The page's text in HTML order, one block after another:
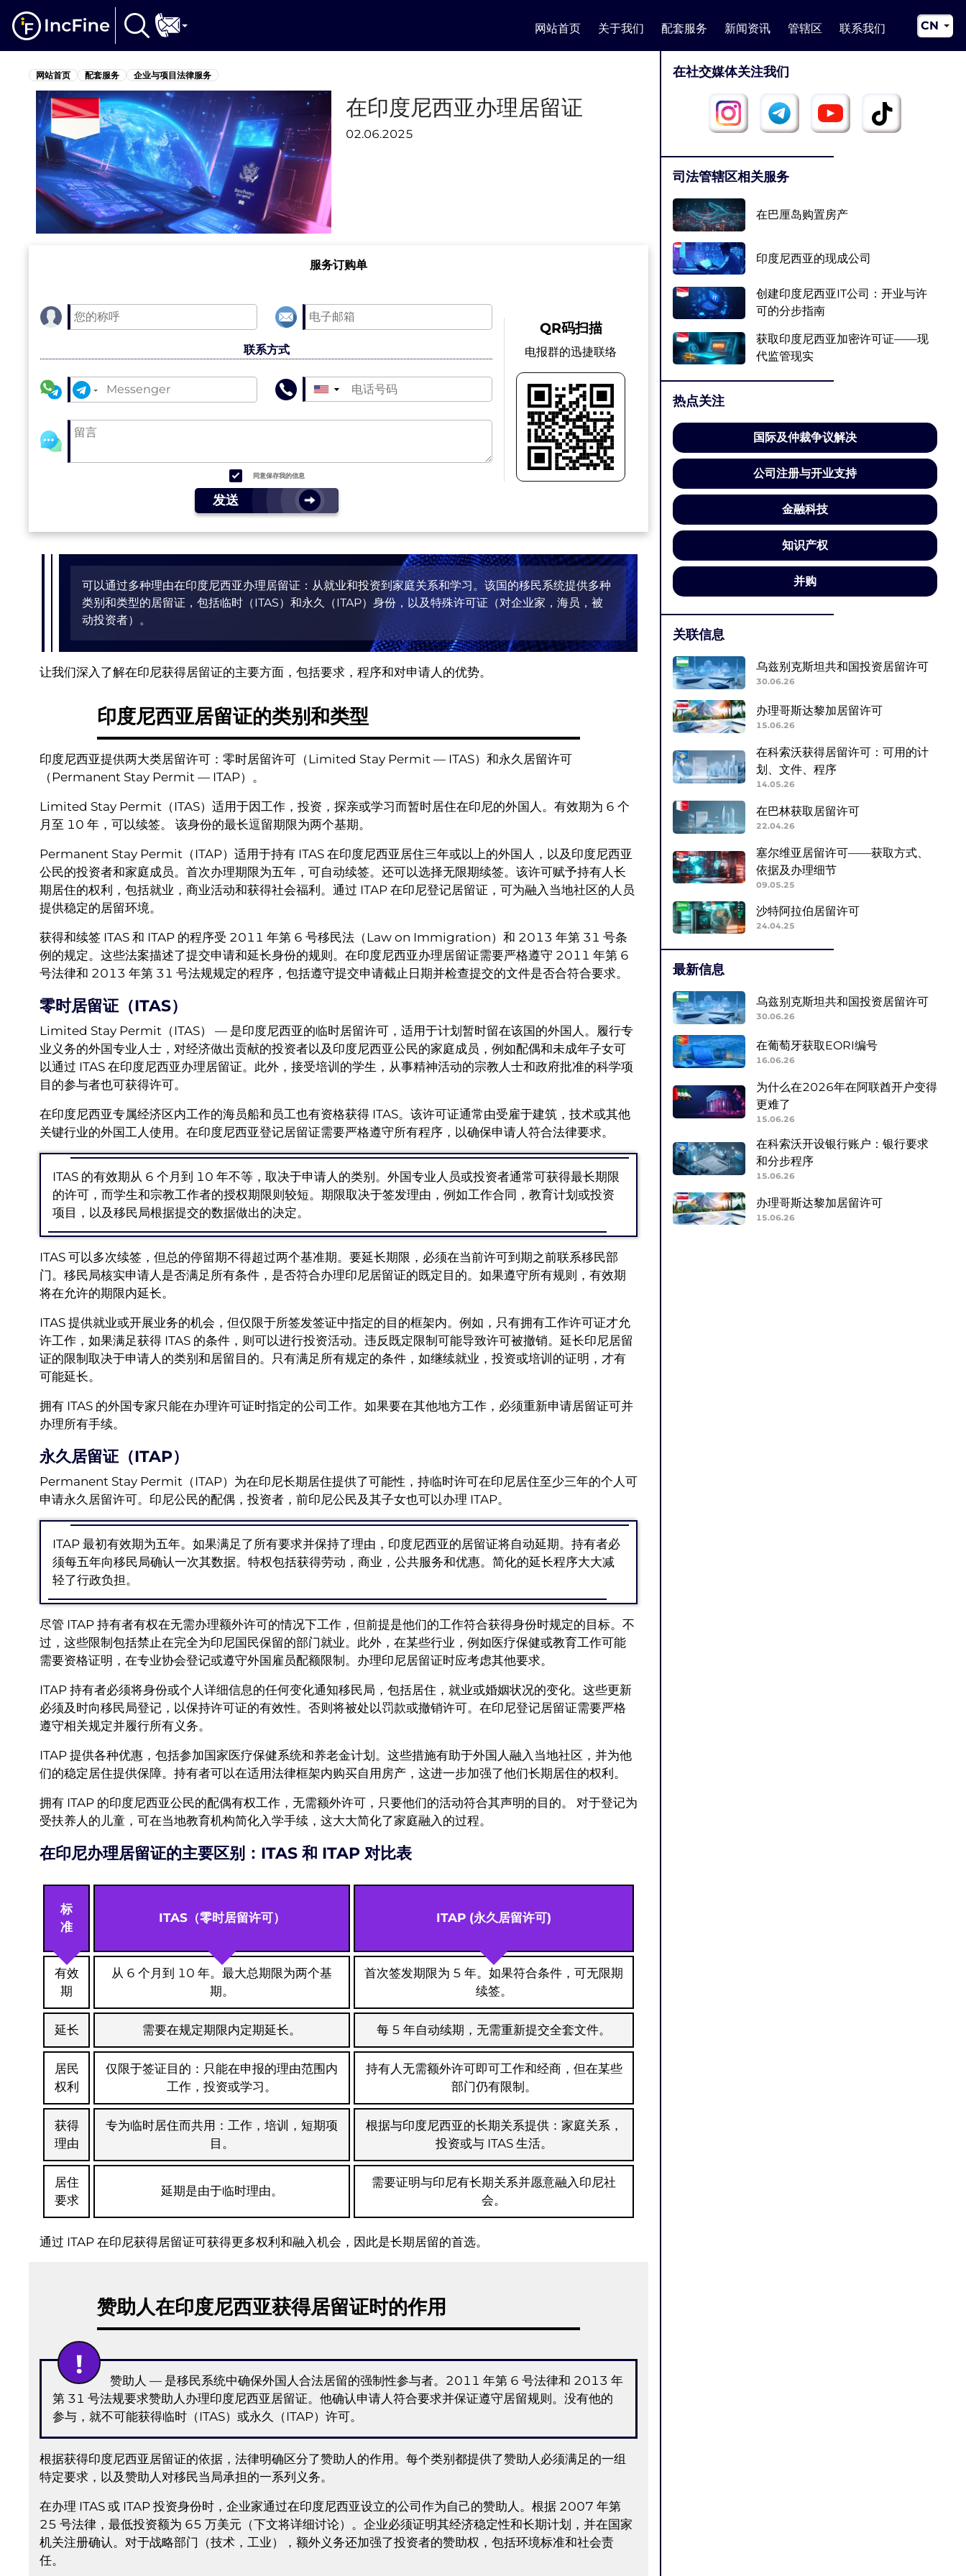
网站首页 关于我们 配套服务 新闻资讯 管辖区 联系我们
CN
EN
网站首页 配套服务 企业与项目法律服务
在印度尼西亚办理居留证
02.06.2025
服务订购单
联系方式
▼
同意保存我的信息
发送
QR码扫描
电报群的迅捷联络
可以通过多种理由在印度尼西亚办理居留证：从就业和投资到家庭关系和学习。该国的移民系统提供多种
类别和类型的居留证，包括临时（ITAS）和永久（ITAP）身份，以及特殊许可证（对企业家，海员，被
动投资者）。
让我们深入了解在印尼获得居留证的主要方面，包括要求，程序和对申请人的优势。
印度尼西亚居留证的类别和类型
印度尼西亚提供两大类居留许可：零时居留许可（Limited Stay Permit — ITAS）和永久居留许可
（Permanent Stay Permit — ITAP）。
Limited Stay Permit（ITAS）适用于因工作，投资，探亲或学习而暂时居住在印尼的外国人。有效期为 6 个
月至 10 年，可以续签。 该身份的最长逗留期限为两个基期。
Permanent Stay Permit（ITAP）适用于持有 ITAS 在印度尼西亚居住三年或以上的外国人，以及印度尼西亚
公民的投资者和家庭成员。首次办理期限为五年，可自动续签。还可以选择无限期续签。该许可赋予持有人长
期居住的权利，包括就业，商业活动和获得社会福利。通过 ITAP 在印尼登记居留证，可为融入当地社区的人员
提供稳定的居留环境。
获得和续签 ITAS 和 ITAP 的程序受 2011 年第 6 号移民法（Law on Immigration）和 2013 年第 31 号条
例的规定。这些法案描述了提交申请和延长身份的规则。在印度尼西亚办理居留证需要严格遵守 2011 年第 6
号法律和 2013 年第 31 号法规规定的程序，包括遵守提交申请截止日期并检查提交的文件是否合符合要求。
零时居留证（ITAS）
Limited Stay Permit（ITAS） — 是印度尼西亚的临时居留许可，适用于计划暂时留在该国的外国人。履行专
业义务的外国专业人士，对经济做出贡献的投资者以及印度尼西亚公民的家庭成员，例如配偶和未成年子女可
以通过 ITAS 在印度尼西亚办理居留证。此外，接受培训的学生，从事精神活动的宗教人士和政府批准的科学项
目的参与者也可获得许可。
在印度尼西亚专属经济区内工作的海员船和员工也有资格获得 ITAS。该许可证通常由受雇于建筑，技术或其他
关键行业的外国工人使用。在印度尼西亚登记居留证需要严格遵守所有程序，以确保申请人符合法律要求。
ITAS 的有效期从 6 个月到 10 年不等，取决于申请人的类别。外国专业人员或投资者通常可获得最长期限
的许可，而学生和宗教工作者的授权期限则较短。期限取决于签发理由，例如工作合同，教育计划或投资
项目，以及移民局根据提交的数据做出的决定。
ITAS 可以多次续签，但总的停留期不得超过两个基准期。要延长期限，必须在当前许可到期之前联系移民部
门。移民局核实申请人是否满足所有条件，是否符合办理印尼居留证的既定目的。如果遵守所有规则，有效期
将在允许的期限内延长。
ITAS 提供就业或开展业务的机会，但仅限于所签发签证中指定的目的框架内。例如，只有拥有工作许可证才允
许工作，如果满足获得 ITAS 的条件，则可以进行投资活动。违反既定限制可能导致许可被撤销。延长印尼居留
证的限制取决于申请人的类别和居留目的。只有满足所有规定的条件，如继续就业，投资或培训的证明，才有
可能延长。
拥有 ITAS 的外国专家只能在办理许可证时指定的公司工作。如果要在其他地方工作，必须重新申请居留证可并
办理所有手续。
永久居留证（ITAP）
Permanent Stay Permit（ITAP）为在印尼长期居住提供了可能性，持临时许可在印尼居住至少三年的个人可
申请永久居留许可。印尼公民的配偶，投资者，前印尼公民及其子女也可以办理 ITAP。
ITAP 最初有效期为五年。如果满足了所有要求并保持了理由，印度尼西亚的居留证将自动延期。持有者必
须每五年向移民局确认一次其数据。特权包括获得劳动，商业，公共服务和优惠。简化的延长程序大大减
轻了行政负担。
尽管 ITAP 持有者有权在无需办理额外许可的情况下工作，但前提是他们的工作符合获得身份时规定的目标。不
过，这些限制包括禁止在完全为印尼国民保留的部门就业。此外，在某些行业，例如医疗保健或教育工作可能
需要资格证明，在专业协会登记或遵守外国雇员配额限制。办理印尼居留证时应考虑其他要求。
ITAP 持有者必须将身份或个人详细信息的任何变化通知移民局，包括居住，就业或婚姻状况的变化。这些更新
必须及时向移民局登记，以保持许可证的有效性。否则将被处以罚款或撤销许可。在印尼登记居留证需要严格
遵守相关规定并履行所有义务。
ITAP 提供各种优惠，包括参加国家医疗保健系统和养老金计划。这些措施有助于外国人融入当地社区，并为他
们的稳定居住提供保障。持有者可以在适用法律框架内购买自用房产，这进一步加强了他们长期居住的权利。
拥有 ITAP 的印度尼西亚公民的配偶有权工作，无需额外许可，只要他们的活动符合其声明的目的。 对于登记为
受扶养人的儿童，可在当地教育机构简化入学手续，这大大简化了家庭融入的过程。
在印尼办理居留证的主要区别：ITAS 和 ITAP 对比表
标
准
ITAS（零时居留许可） ITAP (永久居留许可)
有效
期
从 6 个月到 10 年。最大总期限为两个基
期。
首次签发期限为 5 年。如果符合条件，可无限期
续签。
延长 需要在规定期限内定期延长。 每 5 年自动续期，无需重新提交全套文件。
居民
权利
仅限于签证目的：只能在申报的理由范围内
工作，投资或学习。
持有人无需额外许可即可工作和经商，但在某些
部门仍有限制。
获得
理由
专为临时居住而共用：工作，培训，短期项
目。
根据与印度尼西亚的长期关系提供：家庭关系，
投资或与 ITAS 生活。
居住
要求
延期是由于临时理由。
需要证明与印尼有长期关系并愿意融入印尼社
会。
通过 ITAP 在印尼获得居留证可获得更多权利和融入机会，因此是长期居留的首选。
赞助人在印度尼西亚获得居留证时的作用
赞助人 — 是移民系统中确保外国人合法居留的强制性参与者。2011 年第 6 号法律和 2013 年
第 31 号法规要求赞助人办理印度尼西亚居留证。他确认申请人符合要求并保证遵守居留规则。没有他的
参与，就不可能获得临时（ITAS）或永久（ITAP）许可。
根据获得印度尼西亚居留证的依据，法律明确区分了赞助人的作用。每个类别都提供了赞助人必须满足的一组
特定要求，以及赞助人对移民当局承担的一系列义务。
在办理 ITAS 或 ITAP 投资身份时，企业家通过在印度尼西亚设立的公司作为自己的赞助人。根据 2007 年第
25 号法律，最低投资额为 65 万美元（下文将详细讨论）。企业必须证明其经济稳定性和长期计划，并在国家
机关注册确认。对于战略部门（技术，工业），额外义务还加强了投资者的赞助权，包括环境标准和社会责
任。
在社交媒体关注我们
司法管辖区相关服务
在巴厘岛购置房产
印度尼西亚的现成公司
创建印度尼西亚IT公司：开业与许
可的分步指南
获取印度尼西亚加密许可证——现
代监管现实
热点关注
国际及仲裁争议解决
公司注册与开业支持
金融科技
知识产权
并购
关联信息
乌兹别克斯坦共和国投资居留许可
30.06.26
办理哥斯达黎加居留许可
15.06.26
在科索沃获得居留许可：可用的计
划、文件、程序
14.05.26
在巴林获取居留许可
22.04.26
塞尔维亚居留许可——获取方式、
依据及办理细节
09.05.25
沙特阿拉伯居留许可
24.04.25
最新信息
乌兹别克斯坦共和国投资居留许可
30.06.26
在葡萄牙获取EORI编号
16.06.26
为什么在2026年在阿联酋开户变得
更难了
15.06.26
在科索沃开设银行账户：银行要求
和分步程序
15.06.26
办理哥斯达黎加居留许可
15.06.26